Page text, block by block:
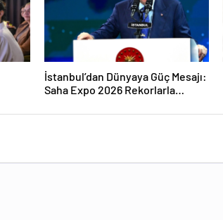
İstanbul’dan Dünyaya Güç Mesajı:
Saha Expo 2026 Rekorlarla